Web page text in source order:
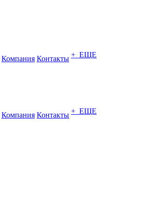
Компания Контакты + ЕЩЕ
Компания Контакты + ЕЩЕ